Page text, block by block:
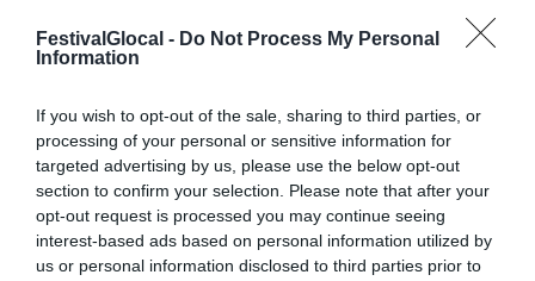
FestivalGlocal - Do Not Process My Personal
Information
If you wish to opt-out of the sale, sharing to third parties, or
processing of your personal or sensitive information for
targeted advertising by us, please use the below opt-out
section to confirm your selection. Please note that after your
opt-out request is processed you may continue seeing
interest-based ads based on personal information utilized by
us or personal information disclosed to third parties prior to
Alessandro Mamoli e dal fotografo e
l’epica vittoria dell’ItalBasket ai
Campionati europei in Francia attraverso
le testimonianze dirette dei protagonisti.
Dal coach Bogdan Tanjevic fino a Carlton
Myers, Gianluca Basile e Gianmarco